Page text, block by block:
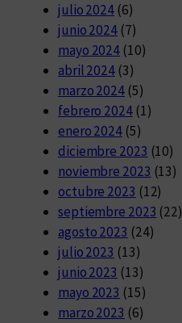
julio 2024 (6)
junio 2024 (7)
mayo 2024 (10)
abril 2024 (3)
marzo 2024 (5)
febrero 2024(1)
enero 2024 (5)
diciembre 2023 (10)
noviembre 2023 (13)
octubre 2023 (12)
septiembre 2023 (22)
agosto 2023 (24)
julio 2023 (13)
junio 2023 (13)
mayo 2023 (15)
marzo 2023 (6)